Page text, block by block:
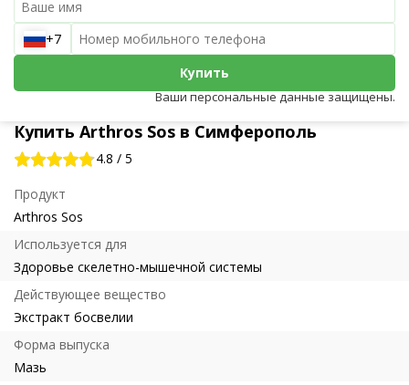
Купить Arthros Sos в Симферополь
4.8 / 5
Продукт
Arthros Sos
Используется для
Здоровье скелетно-мышечной системы
Действующее вещество
Экстракт босвелии
Форма выпуска
Мазь
+7
Купить
Ваши персональные данные защищены.